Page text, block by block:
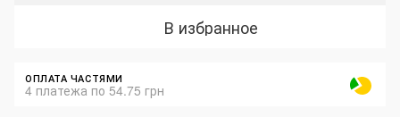
В избранное
ОПЛАТА ЧАСТЯМИ
4 платежа по 54.75 грн